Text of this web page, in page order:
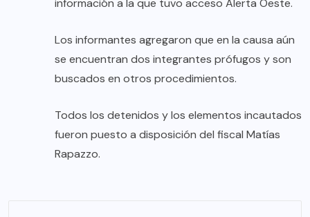
información a la que tuvo acceso Alerta Oeste.
Los informantes agregaron que en la causa aún
se encuentran dos integrantes prófugos y son
buscados en otros procedimientos.
Todos los detenidos y los elementos incautados
fueron puesto a disposición del fiscal Matías
Rapazzo.